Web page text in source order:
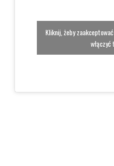
Kliknij, żeby